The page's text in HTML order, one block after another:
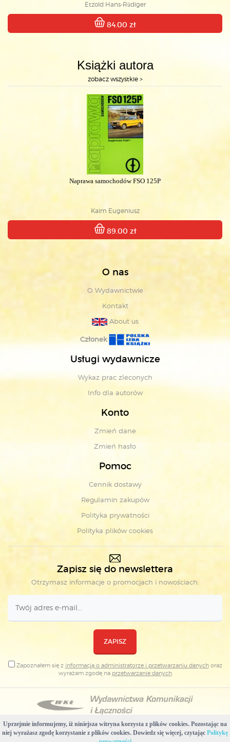
Etzold Hans-Rüdiger
84.00 zł
Książki autora
zobacz wszystkie >
Naprawa samochodów FSO 125P
Kaim Eugeniusz
89.00 zł
O nas
O Wydawnictwie
Kontakt
About us
Członek
Usługi wydawnicze
Wykaz prac zleconych
Info dla autorów
Konto
Zmień dane
Zmień hasło
Pomoc
Cennik dostawy
Regulamin zakupów
Polityka prywatności
Polityka plików cookies
Zapisz się do newslettera
Otrzymasz informacje o promocjach i nowościach.
ZAPISZ
Zapoznałem się z informacją o administratorze i przetwarzaniu danychoraz
wyrażam zgodę na przetwarzanie danych
Copyright © Wydawnictwa Komunikacji i Łączności
Projekt i realizacja: WKŁ & Plovedesign
Uprzejmie informujemy, iż niniejsza witryna korzysta z plików cookies. Pozostając na
niej wyrażasz zgodę korzystanie z plików cookies. Dowiedz się więcej, czytając Politykę